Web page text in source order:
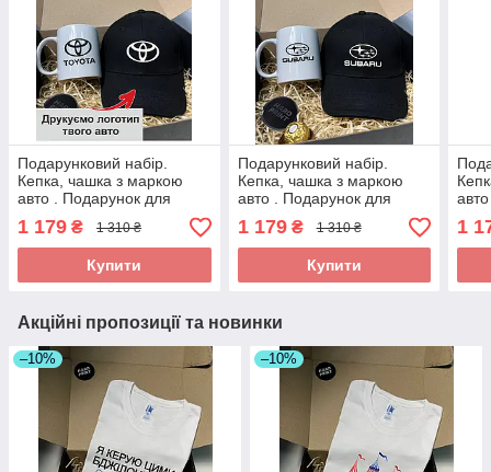
Подарунковий набір.
Кепка, чашка з маркою
авто . Подарунок для
TOYOTA
1 179 ₴ 1 310 ₴
Купити
Подарунковий набір.
Кепка, чашка з маркою
авто . Подарунок для
SUBARU( субару)
1 179₴ 1 310 ₴
Купити
1
Акційні пропозиції та новинки
–10% –10%